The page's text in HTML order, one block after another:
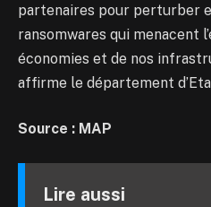
partenaires pour perturber
ransomwares qui menacent
économies et de nos
affirme le département
Source : MAP
Lire aussi